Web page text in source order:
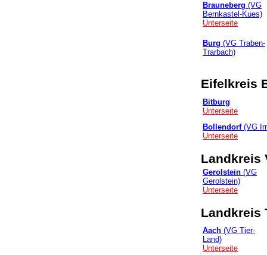
Brauneberg (VG
Bernkastel-Kues)
Unterseite
Burg (VG Traben-
Trarbach)
Eifelkreis
Bitburg
Unterseite
Bollendorf (VG
Unterseite
Landkreis
Gerolstein (VG
Gerolstein)
Unterseite
Landkreis
Aach (VG Tier-
Land)
Unterseite